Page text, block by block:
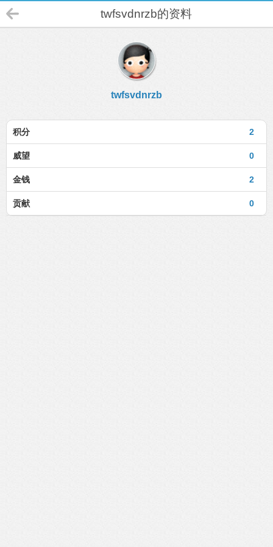
twfsvdnrzb的资料
twfsvdnrzb
2
积分
0
威望
2
金钱
0
贡献